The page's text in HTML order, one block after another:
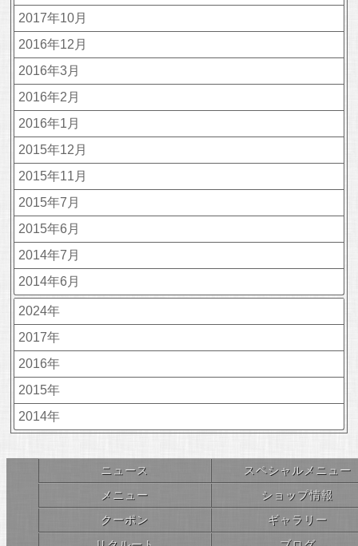
2017年10月
2016年12月
2016年3月
2016年2月
2016年1月
2015年12月
2015年11月
2015年7月
2015年6月
2014年7月
2014年6月
2024年
2017年
2016年
2015年
2014年
ニュース
スペシャルメニュー
メニュー
ショップ情報
クーポン
ギャラリー